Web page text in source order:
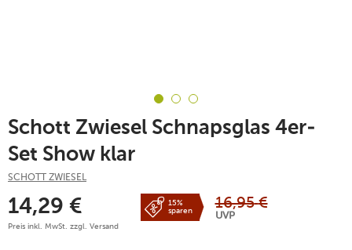
Schott Zwiesel Schnapsglas 4er-
Set Show klar
SCHOTT ZWIESEL
14,29 €
Preis inkl. MwSt. zzgl. Versand
15%
sparen
16,95 €
UVP